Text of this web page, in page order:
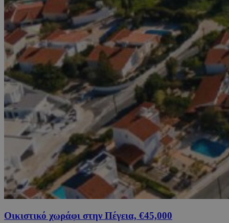
Οικιστικό χωράφι στην Πέγεια, €45,000